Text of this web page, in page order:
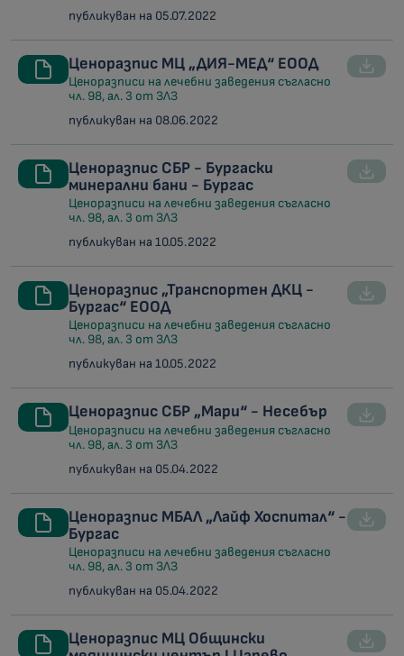
публикуван на 05.07.2022
Ценоразпис МЦ „ДИЯ-МЕД“ ЕООД
Ценоразписи на лечебни заведения съгласно
чл. 98, ал. 3 от ЗЛЗ
публикуван на 08.06.2022
Ценоразпис СБР - Бургаски
минерални бани - Бургас
Ценоразписи на лечебни заведения съгласно
чл. 98, ал. 3 от ЗЛЗ
публикуван на 10.05.2022
Ценоразпис „Транспортен ДКЦ -
Бургас“ ЕООД
Ценоразписи на лечебни заведения съгласно
чл. 98, ал. 3 от ЗЛЗ
публикуван на 10.05.2022
Ценоразпис СБР „Мари“ - Несебър
Ценоразписи на лечебни заведения съгласно
чл. 98, ал. 3 от ЗЛЗ
публикуван на 05.04.2022
Ценоразпис МБАЛ „Лайф Хоспитал“ -
Бургас
Ценоразписи на лечебни заведения съгласно
чл. 98, ал. 3 от ЗЛЗ
публикуван на 05.04.2022
Ценоразпис МЦ Общински